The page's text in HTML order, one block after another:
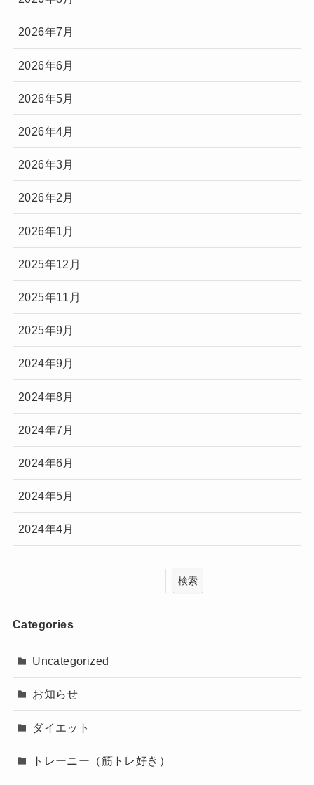
2026年7月
2026年6月
2026年5月
2026年4月
2026年3月
2026年2月
2026年1月
2025年12月
2025年11月
2025年9月
2024年9月
2024年8月
2024年7月
2024年6月
2024年5月
2024年4月
検索
Categories
Uncategorized
お知らせ
ダイエット
トレーニー（筋トレ好き）